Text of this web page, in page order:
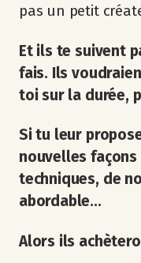
pas un petit
Et ils te suivent
fais. Ils
toi sur la durée,
Si tu leur
nouvelles
techniques, de
abordable...
Alors ils